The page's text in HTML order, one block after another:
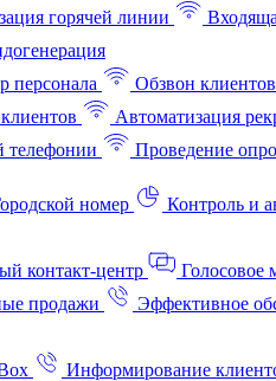
горячей линии
персонала
Обзвон клиентов
Автоматизация
телефонии
Проведение
номер
Контроль и
контакт‑центр
Голосовое
продажи
Эффективное
Информирование